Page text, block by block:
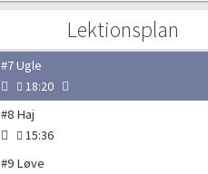
Lektionsplan
#7 Ugle
18:20
#8 Haj
15:36
#9 Løve